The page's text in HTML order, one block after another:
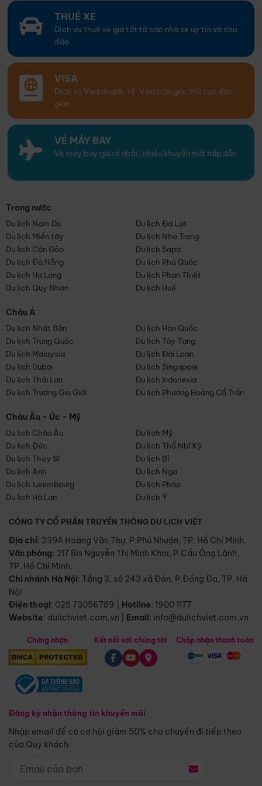
THUÊ XE
Dịch vụ thuê xe giá tốt từ các nhà xe uy tín và chu
đáo
VISA
Dịch vụ Visa nhanh, rẻ. Visa trọn gói, thủ tục đơn
giản
VÉ MÁY BAY
Vé máy bay giá rẻ nhất, nhiều khuyến mãi hấp dẫn
Trong nước
Du lịch Nam Du
Du lịch Đà Lạt
Du lịch Miền tây
Du lịch Nha Trang
Du lịch Côn Đảo
Du lịch Sapa
Du lịch Đà Nẵng
Du lịch Phú Quốc
Du lịch Hạ Long
Du lịch Phan Thiết
Du lịch Quy Nhơn
Du lịch Huế
Châu Á
Du lịch Nhật Bản
Du lịch Hàn Quốc
Du lịch Trung Quốc
Du lịch Tây Tạng
Du lịch Malaysia
Du lịch Đài Loan
Du lịch Dubai
Du lịch Singapore
Du lịch Thái Lan
Du lịch Indonesia
Du lịch Trương Gia Giới
Du lịch Phượng Hoàng Cổ Trấn
Châu Âu - Úc - Mỹ
Du lịch Châu Âu
Du lịch Mỹ
Du lịch Đức
Du lịch Thổ Nhĩ Kỳ
Du lịch Thụy Sĩ
Du lịch Bỉ
Du lịch Anh
Du lịch Nga
Du lịch luxembourg
Du lịch Pháp
Du lịch Hà Lan
Du lịch Ý
CÔNG TY CỔ PHẦN TRUYỀN THÔNG DU LỊCH VIỆT
Địa chỉ: 239A Hoàng Văn Thụ, P.Phú Nhuận, TP. Hồ Chí Minh.
Văn phòng: 217 Bis Nguyễn Thị Minh Khai, P.Cầu Ông Lãnh,
TP. Hồ Chí Minh.
Chi nhánh Hà Nội: Tầng 3, số 243 xã Đàn, P.Đống Đa, TP. Hà
Nội
Điện thoại: 028 73056789 Hotline: 1900 1177
Website: dulichviet.com.vn Email: info@dulichviet.com.vn
Chứng nhận
Đăng ký nhận thông tin khuyến mãi
Nhập email để có cơ hội giảm 50% cho chuyến đi tiếp theo
của Quý khách
Kết nối với chúng tôi Chấp nhận thanh toán